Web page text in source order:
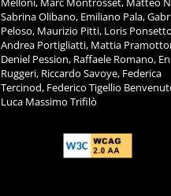
Sabrina Olibano, Emiliano Pala,
Peloso, Maurizio Pitti, Loris
Andrea Portigliatti, Mattia
Deniel Pession, Raffaele Romano,
Ruggeri, Riccardo Savoye, Federica
Tercinod, Federico Tigellio
Luca Massimo Trifilò